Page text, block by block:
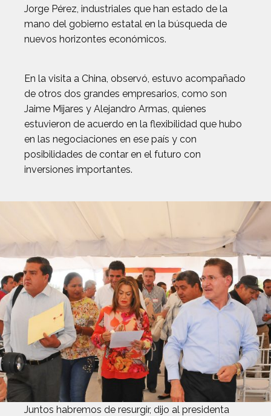
Jorge Pérez, industriales que han estado de la
mano del gobierno estatal en la búsqueda de
nuevos horizontes económicos.
En la visita a China, observó, estuvo acompañado
de otros dos grandes empresarios, como son
Jaime Mijares y Alejandro Armas, quienes
estuvieron de acuerdo en la flexibilidad que hubo
en las negociaciones en ese país y con
posibilidades de contar en el futuro con
inversiones importantes.
Juntos habremos de resurgir, dijo al presidenta